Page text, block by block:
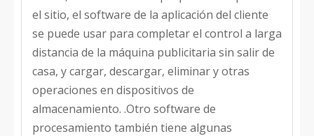
el sitio, el software de la aplicación del cliente
se puede usar para completar el control a larga
distancia de la máquina publicitaria sin salir de
casa, y cargar, descargar, eliminar y otras
operaciones en dispositivos de
almacenamiento. .Otro software de
procesamiento también tiene algunas